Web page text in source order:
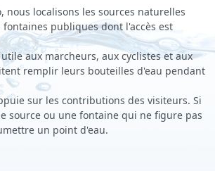
nous localisons les sources naturelles
publiques dont l'accès est
aux marcheurs, aux cyclistes et aux
remplir leurs bouteilles d'eau pendant
sur les contributions des visiteurs. Si
source ou une fontaine qui ne figure pas
un point d'eau.